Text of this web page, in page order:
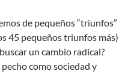
de pequeños “triunfos”
45 pequeños triunfos más)
un cambio radical?
como sociedad y